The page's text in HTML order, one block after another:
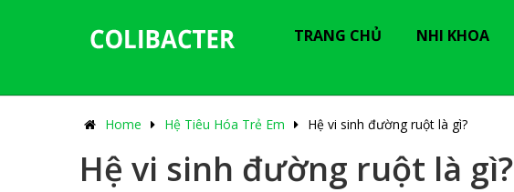
TRANG CHỦ NHI KHOA
Home Hệ Tiêu Hóa Trẻ Em Hệ vi sinh đường ruột là gì?
Hệ vi sinh đường ruột là gì?